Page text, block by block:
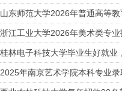
山东师范大学2026年普通高等教
浙江工业大学2026年美术类专
桂林电子科技大学毕业生好就业
2025年南京艺术学院本科专业